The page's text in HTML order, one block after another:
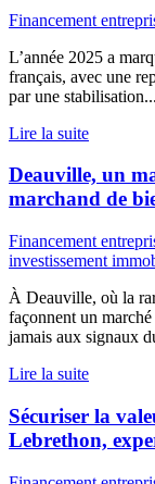
Financement
L’année 2025 a
français, avec une
par une stabilisation...
Lire la suite
Deauville, un
marchand de
Financement
investissement
À Deauville, où la
façonnent un
jamais aux signaux
Lire la suite
Sécuriser la
Lebrethon,